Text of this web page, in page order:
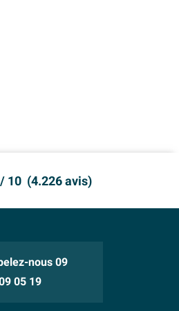
/ 10 (4.226 avis)
nous 09
05 19